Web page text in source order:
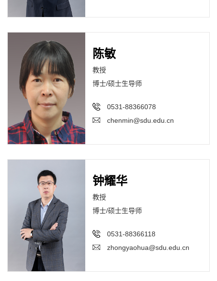
陈敏
教授
博士/硕士生导师
0531-88366078
chenmin@sdu.edu.cn
钟耀华
教授
博士/硕士生导师
0531-88366118
zhongyaohua@sdu.edu.cn